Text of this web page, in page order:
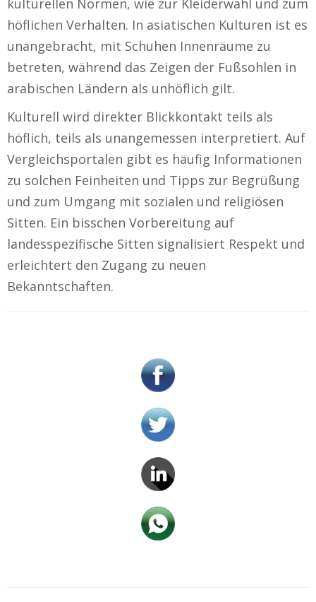
höflichen Verhalten. In asiatischen Kulturen ist es
unangebracht, mit Schuhen Innenräume zu
betreten, während das Zeigen der Fußsohlen in
arabischen Ländern als unhöflich gilt.
Kulturell wird direkter Blickkontakt teils als
höflich, teils als unangemessen interpretiert. Auf
Vergleichsportalen gibt es häufig Informationen
zu solchen Feinheiten und Tipps zur Begrüßung
und zum Umgang mit sozialen und religiösen
Sitten. Ein bisschen Vorbereitung auf
landesspezifische Sitten signalisiert Respekt und
erleichtert den Zugang zu neuen
Bekanntschaften.